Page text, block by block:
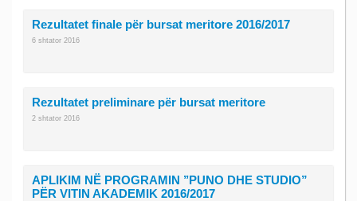
Rezultatet finale për bursat meritore 2016/2017
6 shtator 2016
Rezultatet preliminare për bursat meritore
2 shtator 2016
APLIKIM NË PROGRAMIN ’’PUNO DHE STUDIO”
PËR VITIN AKADEMIK 2016/2017